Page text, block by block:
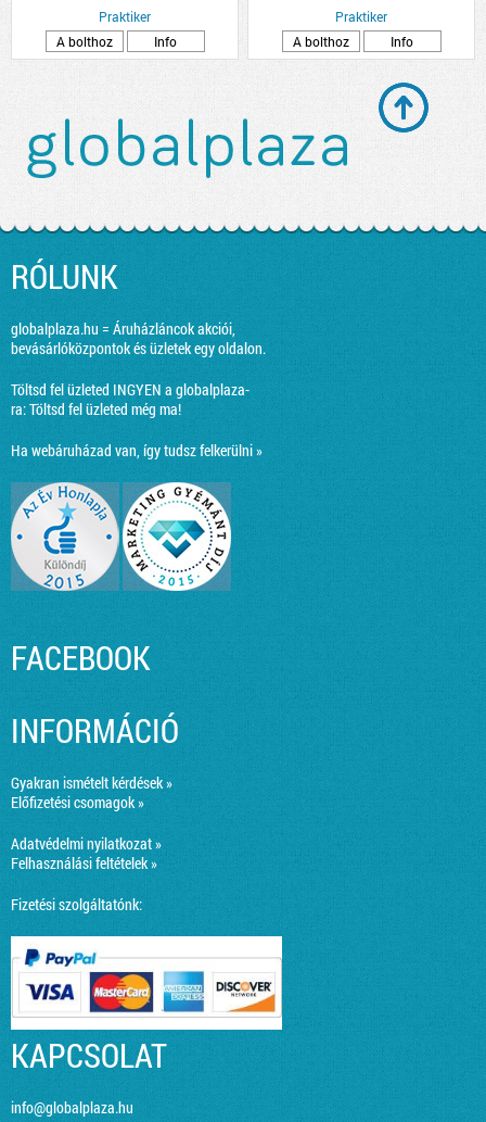
Praktiker
A bolthoz
Info
Praktiker
A bolthoz
Info
RÓLUNK
globalplaza.hu = Áruházláncok akciói,
bevásárlóközpontok és üzletek egy oldalon.
Töltsd fel üzleted INGYEN a globalplaza-
ra:Töltsd fel üzleted még ma!
Ha webáruházad van, így tudsz felkerülni »
FACEBOOK
INFORMÁCIÓ
Gyakran ismételt kérdések »
Előfizetési csomagok »
Adatvédelmi nyilatkozat »
Felhasználási feltételek »
Fizetési szolgáltatónk:
KAPCSOLAT
info@globalplaza.hu